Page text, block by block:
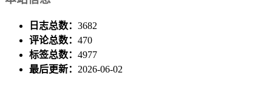
日志总数： 3682
评论总数： 470
标签总数： 4977
最后更新： 2026-06-02